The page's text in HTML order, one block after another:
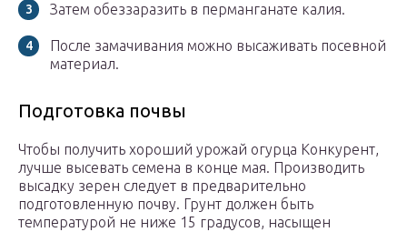
Затем обеззаразить в перманганате калия.
После замачивания можно высаживать посевной
материал.
Подготовка почвы
Чтобы получить хороший урожай огурца Конкурент,
лучше высевать семена в конце мая. Производить
высадку зерен следует в предварительно
подготовленную почву. Грунт должен быть
температурой не ниже 15 градусов, насыщен